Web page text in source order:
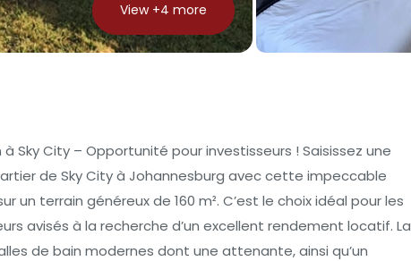
View +4 more
Sky City – Opportunité pour investisseurs ! Saisissez une
de Sky City à Johannesburg avec cette impeccable
un terrain généreux de 160 m². C’est le choix idéal pour les
avisés à la recherche d’un excellent rendement locatif. La
de bain modernes dont une attenante, ainsi qu’un